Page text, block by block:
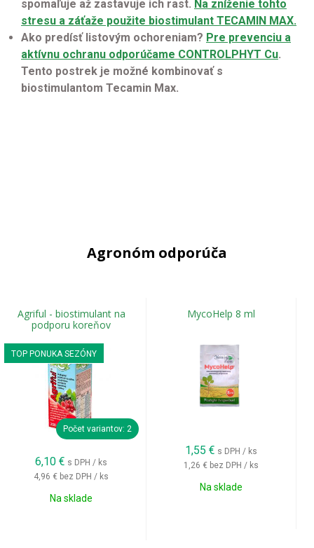
spomaľuje až zastavuje ich rast. Na zníženie tohto
stresu a záťaže použite biostimulant TECAMIN MAX.
Ako predísť listovým ochoreniam? Pre prevenciu a
aktívnu ochranu odporúčame CONTROLPHYT Cu.
Tento postrek je možné kombinovať s
biostimulantom Tecamin Max.
Agronóm odporúča
Agriful - biostimulant na
podporu koreňov
TOP PONUKA SEZÓNY
Počet variantov: 2
6,10 € s DPH / ks
4,96 € bez DPH / ks
Na sklade
MycoHelp 8 ml
1,55 € s DPH / ks
1,26 € bez DPH / ks
Na sklade